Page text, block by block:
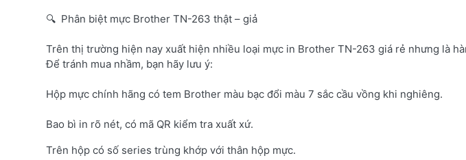
🔍 Phân biệt mực Brother TN-263 thật – giả
Trên thị trường hiện nay xuất hiện nhiều loại mực in Brother TN-263 giá rẻ nhưng là
Để tránh mua nhầm, bạn hãy lưu ý:
Hộp mực chính hãng có tem Brother màu bạc đổi màu 7 sắc cầu vồng khi nghiêng.
Bao bì in rõ nét, có mã QR kiểm tra xuất xứ.
Trên hộp có số series trùng khớp với thân hộp mực.